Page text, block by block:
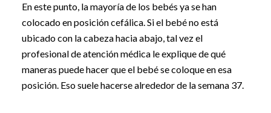
En este punto, la mayoría de los bebés ya se han
colocado en posición cefálica. Si el bebé no está
ubicado con la cabeza hacia abajo, tal vez el
profesional de atención médica le explique de qué
maneras puede hacer que el bebé se coloque en esa
posición. Eso suele hacerse alrededor de la semana 37.